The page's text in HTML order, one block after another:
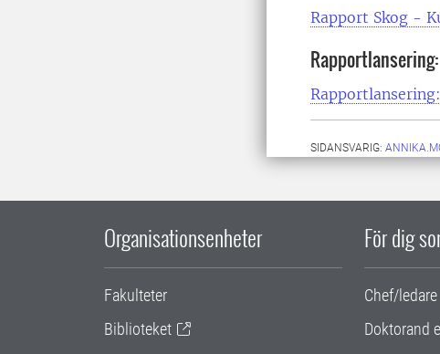
Rapport Skog -
Rapportlansering:
SIDANSVARIG:
Organisationsenheter
Fakulteter
Biblioteket
För dig
Chef/ledare
Doktorand